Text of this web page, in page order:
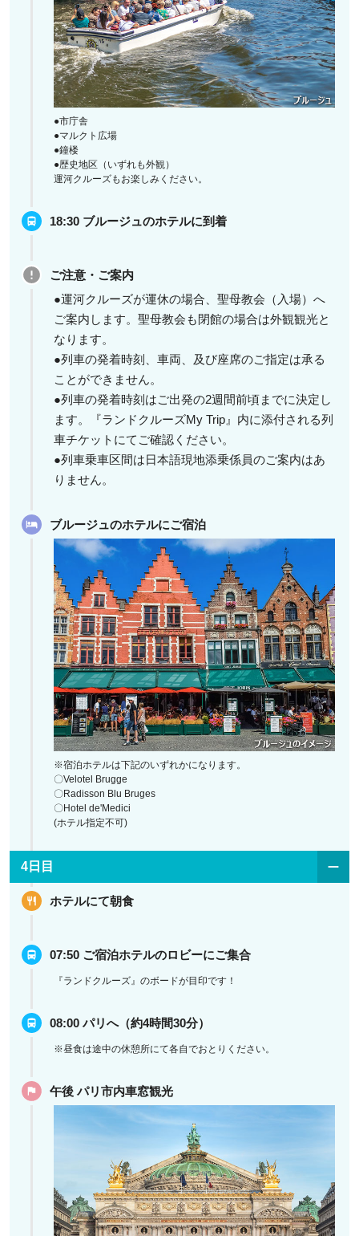
●市庁舎
●マルクト広場
●鐘楼
●歴史地区（いずれも外観）
運河クルーズもお楽しみください。
18:30 ブルージュのホテルに到着
ご注意・ご案内
●運河クルーズが運休の場合、聖母教会（入場）へ
ご案内します。聖母教会も閉館の場合は外観観光と
なります。
●列車の発着時刻、車両、及び座席のご指定は承る
ことができません。
●列車の発着時刻はご出発の2週間前頃までに決定し
ます。『ランドクルーズMy Trip』内に添付される列
車チケットにてご確認ください。
●列車乗車区間は日本語現地添乗係員のご案内はあ
りません。
ブルージュのホテルにご宿泊
※宿泊ホテルは下記のいずれかになります。
〇Velotel Brugge
〇Radisson Blu Bruges
〇Hotel de'Medici
(ホテル指定不可)
4日目
ホテルにて朝食
07:50 ご宿泊ホテルのロビーにご集合
『ランドクルーズ』のボードが目印です！
08:00 パリへ（約4時間30分）
※昼食は途中の休憩所にて各自でおとりください。
午後 パリ市内車窓観光